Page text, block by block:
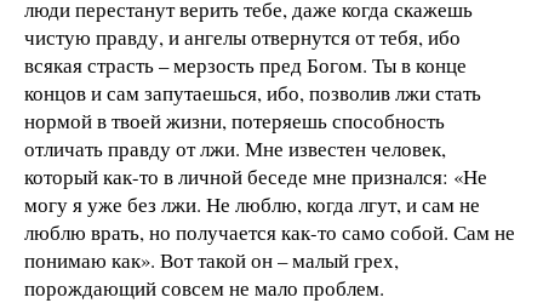
люди перестанут верить тебе, даже когда скажешь
чистую правду, и ангелы отвернутся от тебя, ибо
всякая страсть – мерзость пред Богом. Ты в конце
концов и сам запутаешься, ибо, позволив лжи стать
нормой в твоей жизни, потеряешь способность
отличать правду от лжи. Мне известен человек,
который как-то в личной беседе мне признался: «Не
могу я уже без лжи. Не люблю, когда лгут, и сам не
люблю врать, но получается как-то само собой. Сам не
понимаю как». Вот такой он – малый грех,
порождающий совсем не мало проблем.